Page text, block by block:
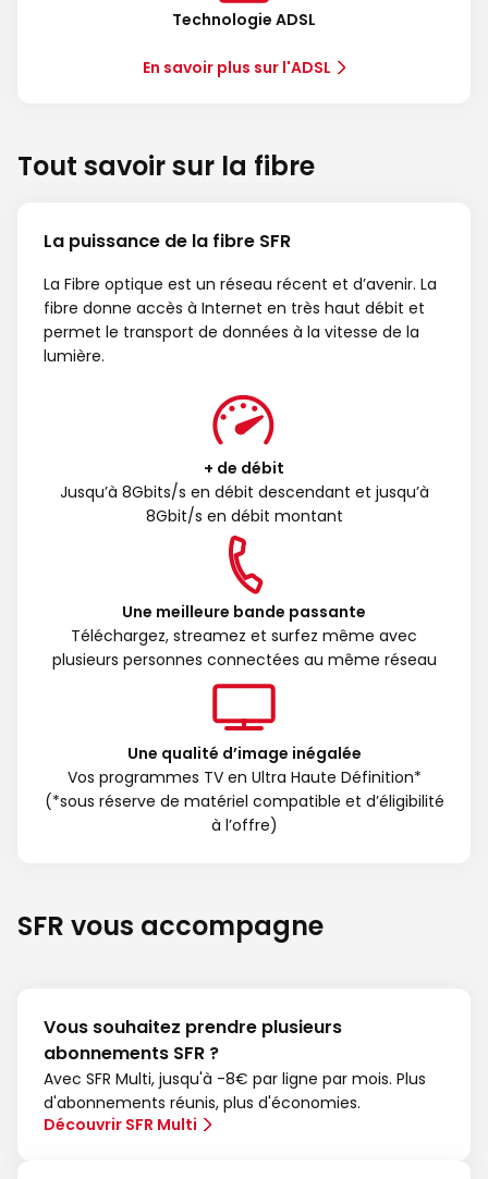
Technologie ADSL
En savoir plus sur l'ADSL
Tout savoir sur la fibre
La puissance de la fibre SFR
La Fibre optique est un réseau récent et d’avenir. La
fibre donne accès à Internet en très haut débit et
permet le transport de données à la vitesse de la
lumière.
+ de débit
Jusqu’à 8Gbits/s en débit descendant et jusqu’à
8Gbit/s en débit montant
Une meilleure bande passante
Téléchargez, streamez et surfez même avec
plusieurs personnes connectées au même réseau
Une qualité d’image inégalée
Vos programmes TV en Ultra Haute Définition*
(*sous réserve de matériel compatible et d’éligibilité
à l’offre)
SFR vous accompagne
Vous souhaitez prendre plusieurs
abonnements SFR ?
Avec SFR Multi, jusqu'à -8€ par ligne par mois. Plus
d'abonnements réunis, plus d'économies.
Découvrir SFR Multi